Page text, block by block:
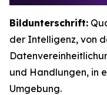
Bildunterschrift:
der Intelligenz, von
und Handlungen, in
Umgebung.